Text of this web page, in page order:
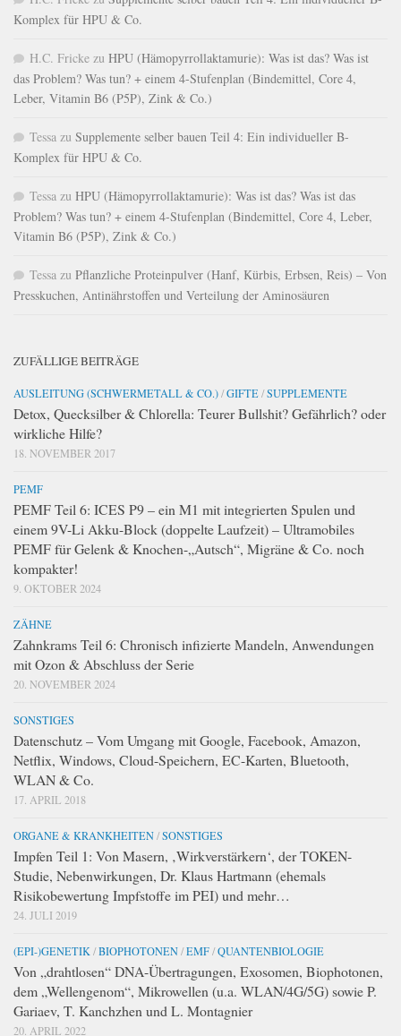
Komplex für HPU & Co.
H.C. Fricke zu HPU (Hämopyrrollaktamurie): Was ist das? Was ist
das Problem? Was tun? + einem 4-Stufenplan (Bindemittel, Core 4,
Leber, Vitamin B6 (P5P), Zink & Co.)
Tessa zu Supplemente selber bauen Teil 4: Ein individueller B-
Komplex für HPU & Co.
Tessa zu HPU (Hämopyrrollaktamurie): Was ist das? Was ist das
Problem? Was tun? + einem 4-Stufenplan (Bindemittel, Core 4, Leber,
Vitamin B6 (P5P), Zink & Co.)
Tessa zu Pflanzliche Proteinpulver (Hanf, Kürbis, Erbsen, Reis) – Von
Presskuchen, Antinährstoffen und Verteilung der Aminosäuren
ZUFÄLLIGE BEITRÄGE
AUSLEITUNG (SCHWERMETALL & CO.)/GIFTE/SUPPLEMENTE
Detox, Quecksilber & Chlorella: Teurer Bullshit? Gefährlich? oder
wirkliche Hilfe?
18. NOVEMBER 2017
PEMF
PEMF Teil 6: ICES P9 – ein M1 mit integrierten Spulen und
einem 9V-Li Akku-Block (doppelte Laufzeit) – Ultramobiles
PEMF für Gelenk & Knochen-„Autsch“, Migräne & Co. noch
kompakter!
9. OKTOBER 2024
ZÄHNE
Zahnkrams Teil 6: Chronisch infizierte Mandeln, Anwendungen
mit Ozon & Abschluss der Serie
20. NOVEMBER 2024
SONSTIGES
Datenschutz – Vom Umgang mit Google, Facebook, Amazon,
Netflix, Windows, Cloud-Speichern, EC-Karten, Bluetooth,
WLAN & Co.
17. APRIL 2018
ORGANE & KRANKHEITEN/SONSTIGES
Impfen Teil 1: Von Masern, ‚Wirkverstärkern‘, der TOKEN-
Studie, Nebenwirkungen, Dr. Klaus Hartmann (ehemals
Risikobewertung Impfstoffe im PEI) und mehr…
24. JULI 2019
(EPI-)GENETIK /BIOPHOTONEN/EMF/QUANTENBIOLOGIE
Von „drahtlosen“ DNA-Übertragungen, Exosomen, Biophotonen,
dem „Wellengenom“, Mikrowellen (u.a. WLAN/4G/5G) sowie P.
Gariaev, T. Kanchzhen und L. Montagnier
20. APRIL 2022